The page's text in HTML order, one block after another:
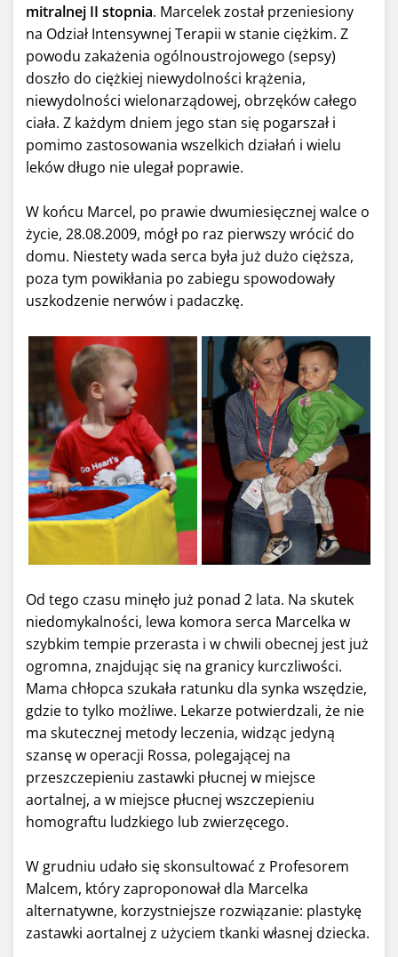
mitralnej II stopnia. Marcelek został przeniesiony
na Odział Intensywnej Terapii w stanie ciężkim. Z
powodu zakażenia ogólnoustrojowego (sepsy)
doszło do ciężkiej niewydolności krążenia,
niewydolności wielonarządowej, obrzęków całego
ciała. Z każdym dniem jego stan się pogarszał i
pomimo zastosowania wszelkich działań i wielu
leków długo nie ulegał poprawie.
W końcu Marcel, po prawie dwumiesięcznej walce o
życie, 28.08.2009, mógł po raz pierwszy wrócić do
domu. Niestety wada serca była już dużo cięższa,
poza tym powikłania po zabiegu spowodowały
uszkodzenie nerwów i padaczkę.
Od tego czasu minęło już ponad 2 lata. Na skutek
niedomykalności, lewa komora serca Marcelka w
szybkim tempie przerasta i w chwili obecnej jest już
ogromna, znajdując się na granicy kurczliwości.
Mama chłopca szukała ratunku dla synka wszędzie,
gdzie to tylko możliwe. Lekarze potwierdzali, że nie
ma skutecznej metody leczenia, widząc jedyną
szansę w operacji Rossa, polegającej na
przeszczepieniu zastawki płucnej w miejsce
aortalnej, a w miejsce płucnej wszczepieniu
homograftu ludzkiego lub zwierzęcego.
W grudniu udało się skonsultować z Profesorem
Malcem, który zaproponował dla Marcelka
alternatywne, korzystniejsze rozwiązanie: plastykę
zastawki aortalnej z użyciem tkanki własnej dziecka.